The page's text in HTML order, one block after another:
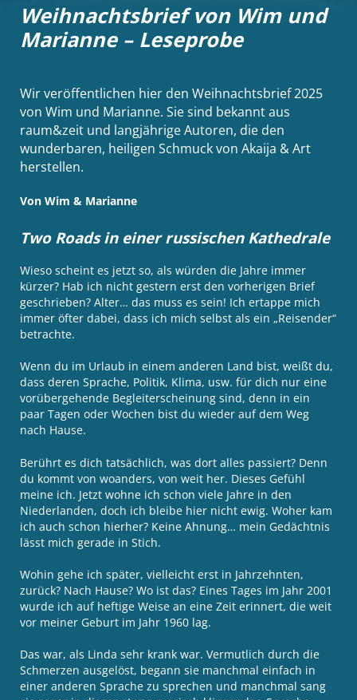
Weihnachtsbrief von Wim und
Marianne – Leseprobe
Wir veröffentlichen hier den Weihnachtsbrief 2025
von Wim und Marianne. Sie sind bekannt aus
raum&zeit und langjährige Autoren, die den
wunderbaren, heiligen Schmuck von Akaija & Art
herstellen.
Von Wim & Marianne
Two Roads in einer russischen Kathedrale
Wieso scheint es jetzt so, als würden die Jahre immer
kürzer? Hab ich nicht gestern erst den vorherigen Brief
geschrieben? Alter… das muss es sein! Ich ertappe mich
immer öfter dabei, dass ich mich selbst als ein „Reisender“
betrachte.
Wenn du im Urlaub in einem anderen Land bist, weißt du,
dass deren Sprache, Politik, Klima, usw. für dich nur eine
vorübergehende Begleiterscheinung sind, denn in ein
paar Tagen oder Wochen bist du wieder auf dem Weg
nach Hause.
Berührt es dich tatsächlich, was dort alles passiert? Denn
du kommt von woanders, von weit her. Dieses Gefühl
meine ich. Jetzt wohne ich schon viele Jahre in den
Niederlanden, doch ich bleibe hier nicht ewig. Woher kam
ich auch schon hierher? Keine Ahnung… mein Gedächtnis
lässt mich gerade in Stich.
Wohin gehe ich später, vielleicht erst in Jahrzehnten,
zurück? Nach Hause? Wo ist das? Eines Tages im Jahr 2001
wurde ich auf heftige Weise an eine Zeit erinnert, die weit
vor meiner Geburt im Jahr 1960 lag.
Das war, als Linda sehr krank war. Vermutlich durch die
Schmerzen ausgelöst, begann sie manchmal einfach in
einer anderen Sprache zu sprechen und manchmal sang